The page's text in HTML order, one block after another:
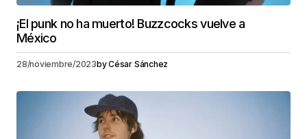
¡El punk no ha muerto! Buzzcocks vuelve a
México
28/noviembre/2023byCésar Sánchez